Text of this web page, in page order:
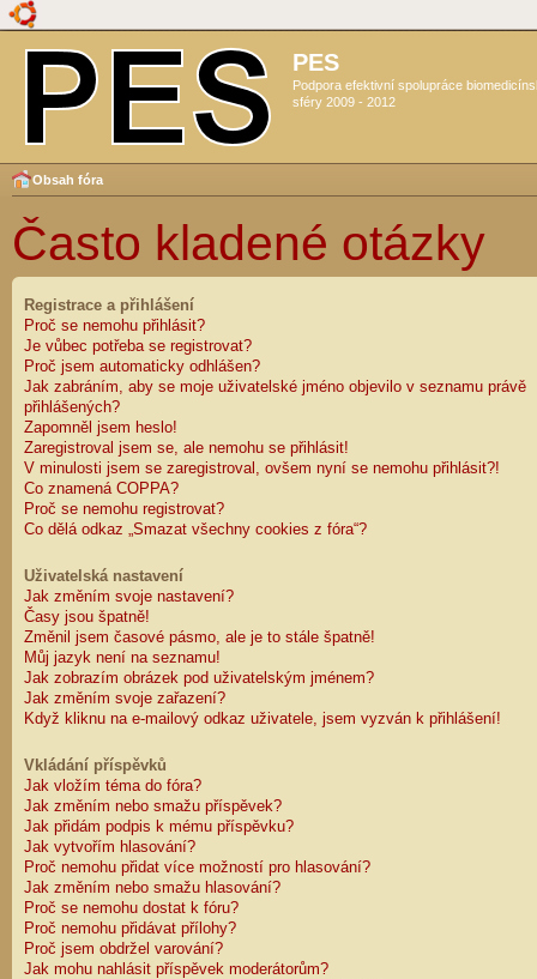
PES
Podpora efektivní spolupráce
sféry 2009 - 2012
Obsah fóra
Často kladené otázky
Registrace a přihlášení
Proč se nemohu přihlásit?
Je vůbec potřeba se registrovat?
Proč jsem automaticky odhlášen?
Jak zabráním, aby se moje uživatelské jméno objevilo v seznamu právě
přihlášených?
Zapomněl jsem heslo!
Zaregistroval jsem se, ale nemohu se přihlásit!
V minulosti jsem se zaregistroval, ovšem nyní se nemohu přihlásit?!
Co znamená COPPA?
Proč se nemohu registrovat?
Co dělá odkaz „Smazat všechny cookies z fóra“?
Uživatelská nastavení
Jak změním svoje nastavení?
Časy jsou špatně!
Změnil jsem časové pásmo, ale je to stále špatně!
Můj jazyk není na seznamu!
Jak zobrazím obrázek pod uživatelským jménem?
Jak změním svoje zařazení?
Když kliknu na e-mailový odkaz uživatele, jsem vyzván k přihlášení!
Vkládání příspěvků
Jak vložím téma do fóra?
Jak změním nebo smažu příspěvek?
Jak přidám podpis k mému příspěvku?
Jak vytvořím hlasování?
Proč nemohu přidat více možností pro hlasování?
Jak změním nebo smažu hlasování?
Proč se nemohu dostat k fóru?
Proč nemohu přidávat přílohy?
Proč jsem obdržel varování?
Jak mohu nahlásit příspěvek moderátorům?